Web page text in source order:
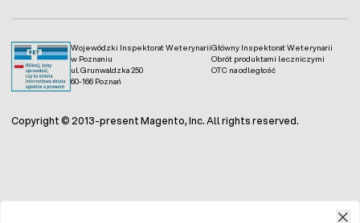
Wojewódzki Inspektorat Weterynarii
w Poznaniu
ul. Grunwaldzka 250
60-166 Poznań
Główny Inspektorat Weterynarii
Obrót produktami leczniczymi
OTC na odległość
Copyright © 2013-present Magento, Inc. All rights reserved.